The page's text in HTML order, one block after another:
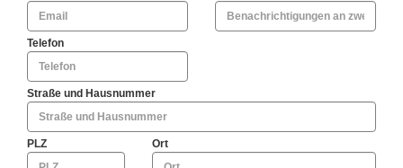
Telefon
Straße und Hausnummer
PLZ Ort